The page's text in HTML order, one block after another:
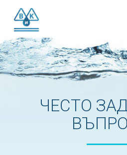
ЧЕСТО